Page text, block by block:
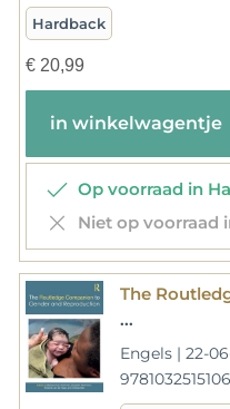
Hardback
€20,99
in winkelwagentje
Op voorraad in
Niet op voorraad
...
Engels | 22-
9781032515106